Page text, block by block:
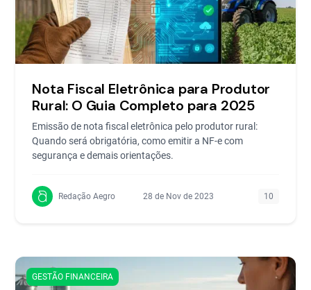
Nota Fiscal Eletrônica para Produtor
Rural: O Guia Completo para 2025
Emissão de nota fiscal eletrônica pelo produtor rural:
Quando será obrigatória, como emitir a NF-e com
segurança e demais orientações.
Redação Aegro 28 de Nov de 2023 10
GESTÃO FINANCEIRA